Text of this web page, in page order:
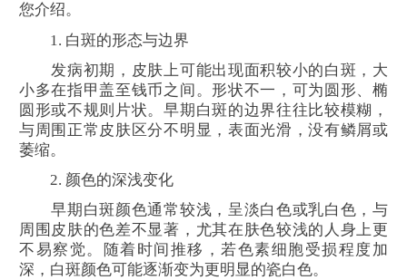
您介绍。
1. 白斑的形态与边界
发病初期，皮肤上可能出现面积较小的白斑，大
小多在指甲盖至钱币之间。形状不一，可为圆形、椭
圆形或不规则片状。早期白斑的边界往往比较模糊，
与周围正常皮肤区分不明显，表面光滑，没有鳞屑或
萎缩。
2. 颜色的深浅变化
早期白斑颜色通常较浅，呈淡白色或乳白色，与
周围皮肤的色差不显著，尤其在肤色较浅的人身上更
不易察觉。随着时间推移，若色素细胞受损程度加
深，白斑颜色可能逐渐变为更明显的瓷白色。